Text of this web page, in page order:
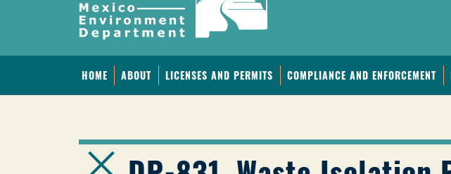
HOME ABOUT LICENSES AND PERMITS COMPLIANCE AND ENFORCEMENT